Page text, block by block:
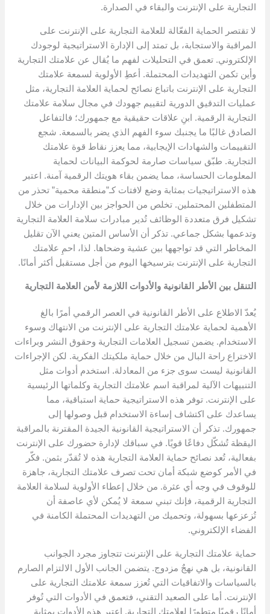
التجارية على الإنترنت والبقاء في الصدارة.
لا تقتصر الحماية الفعّالة للعلامة التجارية على الإنترنت على
المراقبة والاستجابة، بل تمتد إلى الإدارة الاستراتيجية لوجودك
الإلكتروني. تعمق في التحليلات لفهم ما يُقال عن علامتك التجارية
وأين تكمن التهديدات المحتملة. أعطِ الأولوية لسمعة علامتك
التجارية على الإنترنت باتباع نصائح لحماية العلامة التجارية، مثل
عمليات التدقيق الدورية لتقييم جهودك في مجال سلامة علامتك
التجارية الرقمية. ابنِ علاقات حقيقية مع جمهورك؛ فالتفاعل
الصادق غالبًا ما يجنبك سوء الفهم الذي يضر بالسمعة. شجع
التقييمات والشهادات الإيجابية، مما يعزز نقاط قوة علامتك
التجارية. طبّق سياسات صارمة لحوكمة البيانات لحماية
المعلومات الحساسة، مما يضمن بقاء هويتك الرقمية آمنة. اعتبر
هذه الاستراتيجيات بمثابة وضع لافتات كـ”منطقة محمية” تحذر من
المتطفلين المحتملين. تخلص من الحواجز بين الإدارات من خلال
تشكيل فرق متعددة الوظائف تُدير مبادرات سلامة العلامة التجارية
وتدعمها بشكل جماعي. تذكر أن الأساس المتين يعني الآن تقليل
المخاطر التي قد تواجهها بين عشية وضحاها. لذا، احمِ علامتك
التجارية على الإنترنت بترسيخها اليوم من أجل مستقبل أكثر أمانًا.
التنقل بين الأطر القانونية والأدوات اللازمة لأمن العلامة التجارية
يُعدّ الاطلاع على الأطر القانونية في العصر الرقمي أمرًا بالغ
الأهمية لحماية علامتك التجارية على الإنترنت من الانتهاك وسوء
الاستخدام. يضمن تسجيل العلامات التجارية وحقوق النشر وبراءات
الاختراع راحة البال من خلال حماية ملكيتك الفكرية. لكن الإجراءات
القانونية ليست سوى جزء من المعادلة. استخدم أدوات مثل
التنبيهات الآلية لمراقبة اسم علامتك التجارية وكلماتها الرئيسية
على الإنترنت. توفر هذه الاستراتيجية حماية استباقية، مما
يساعدك على اكتشاف إساءة الاستخدام قبل وصولها إلى
جمهورك. تذكر أن الاستراتيجية القانونية الجيدة المقترنة بالمراقبة
اليقظة تُشكّل دفاعًا قويًا. في سباقك لإدارة حضورك على الإنترنت
بفعالية، تُعد نصائح حماية العلامة التجارية هذه لا تُقدّر بثمن. فكّر
في الأمر كوضع شبكة أمان تحت تصرف علامتك التجارية، جاهزة
للوقوف في وجه أي عثرة. من خلال إعطاء الأولوية لسلامة العلامة
التجارية الرقمية، فإنك تبني سمعة لا يُمكن لأي عاصفة أن
تُزعزعها بسهولة، وتحميك من التهديدات المحتملة الكامنة في
الفضاء الإلكتروني.
حماية علامتك التجارية على الإنترنت تتجاوز مجرد الجوانب
القانونية، بل هي نهجٌ مزدوج. يتضمن الجانب الأول الالتزام الصارم
بالسياسات والاتفاقيات التي تُعزز سمعة علامتك التجارية على
الإنترنت. أما على الصعيد التقني، فتعمق في الأدوات التي تُوفر
أمانًا رقميًا متطورًا لعلامتك التجارية. اعتبر هذه الأدوات بمثابة